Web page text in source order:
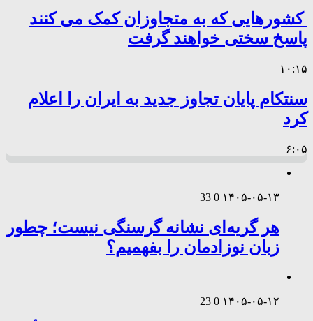
کشورهایی که به متجاوزان کمک می کنند
پاسخ سختی خواهند گرفت
۱۰:۱۵
سنتکام پایان تجاوز جدید به ایران را اعلام
کرد
۶:۰۵
۱۴۰۵-۰۵-۱۳ 0
33
هر گریه‌ای نشانه گرسنگی نیست؛ چطور
زبان نوزادمان را بفهمیم؟
۱۴۰۵-۰۵-۱۲ 0
23